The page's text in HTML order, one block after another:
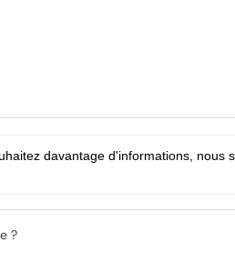
davantage d'informations, nous
?